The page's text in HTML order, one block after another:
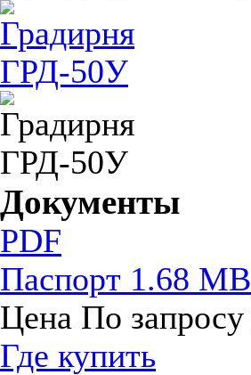
Документы
PDF
Паспорт 1.68 MB
Цена По запросу
Где купить